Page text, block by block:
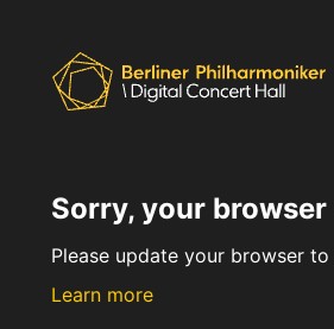
Sorry, your
Please update your browser
Learn more